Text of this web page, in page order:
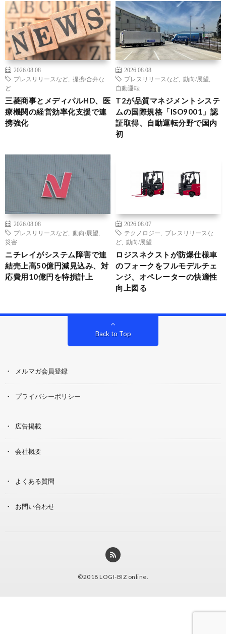
2026.08.08
プレスリリースなど
提携/合弁な
ど
三菱商事とメディパルHD、医
療機関の経営効率化支援で連
携強化
2026.08.08
プレスリリースなど
動向/展望
自動運転
T2が品質マネジメントシステ
ムの国際規格「ISO9001」認
証取得、自動運転分野で国内
初
2026.08.08
プレスリリースなど
動向/展望
災害
ニチレイがシステム障害で連
結売上高50億円減見込み、対
応費用10億円を特損計上
2026.08.07
テクノロジー
プレスリリースな
ど
動向/展望
ロジスネクストが防爆仕様車
のフォークをフルモデルチェ
ンジ、オペレーターの快適性
向上図る
Back to Top
メルマガ会員登録
プライバシーポリシー
広告掲載
会社概要
よくある質問
お問い合わせ
©2018 LOGI-BIZ online